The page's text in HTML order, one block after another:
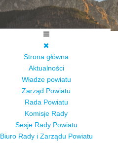
Strona główna
Aktualności
Władze powiatu
Zarząd Powiatu
Rada Powiatu
Komisje Rady
Sesje Rady Powiatu
Biuro Rady i Zarządu Powiatu